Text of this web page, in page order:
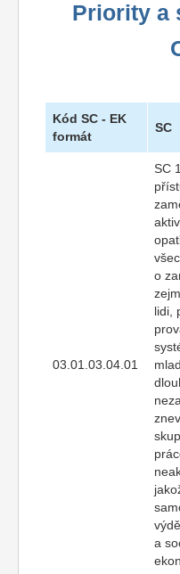
Priority a
Kód SC - EK
formát
SC
03.01.03.04.01
SC
o
lidi,
a